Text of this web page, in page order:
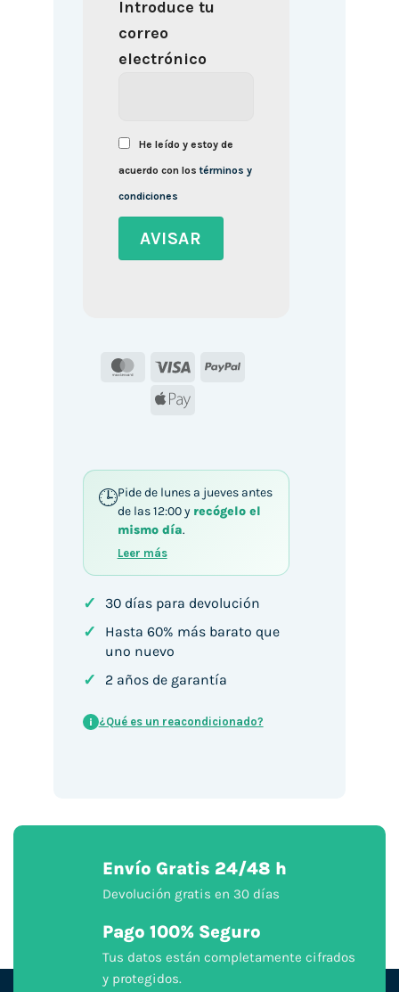
Introduce tu
correo
electrónico
He leído y estoy de
acuerdo con lostérminos y
condiciones
MasterCard
Visa
PayPal
Apple
Pide de lunes a jueves antes
de las 12:00 y recógelo el
mismo día.
Leer más
✓ 30 días para devolución
✓
Hasta 60% más barato que
uno nuevo
✓ 2 años de garantía
i ¿Qué es un reacondicionado?
Envío Gratis 24/48 h
Devolución gratis en 30 días
Pago 100% Seguro
Tus datos están completamente cifrados
y protegidos.